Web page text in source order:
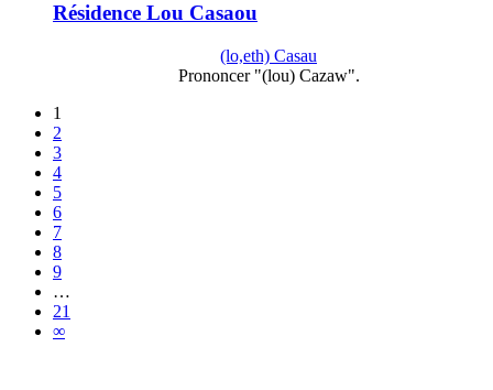
Résidence Lou Casaou
(lo,eth) Casau
Prononcer "(lou) Cazaw".
1
2
3
4
5
6
7
8
9
…
21
∞